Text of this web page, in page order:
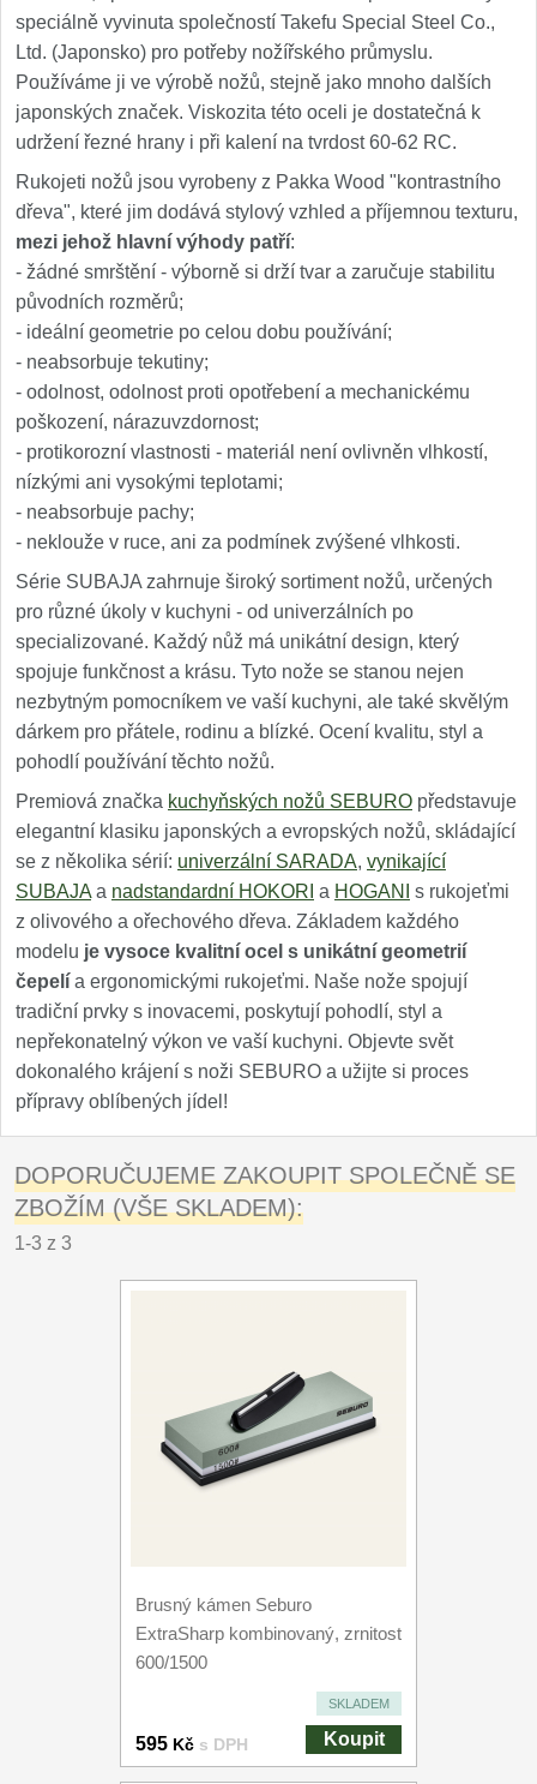
speciálně vyvinuta společností Takefu Special Steel Co.,
Ltd. (Japonsko) pro potřeby nožířského průmyslu.
Používáme ji ve výrobě nožů, stejně jako mnoho dalších
japonských značek. Viskozita této oceli je dostatečná k
udržení řezné hrany i při kalení na tvrdost 60-62 RC.
Rukojeti nožů jsou vyrobeny z Pakka Wood "kontrastního
dřeva", které jim dodává stylový vzhled a příjemnou texturu,
mezi jehož hlavní výhody patří:
- žádné smrštění - výborně si drží tvar a zaručuje stabilitu
původních rozměrů;
- ideální geometrie po celou dobu používání;
- neabsorbuje tekutiny;
- odolnost, odolnost proti opotřebení a mechanickému
poškození, nárazuvzdornost;
- protikorozní vlastnosti - materiál není ovlivněn vlhkostí,
nízkými ani vysokými teplotami;
- neabsorbuje pachy;
- neklouže v ruce, ani za podmínek zvýšené vlhkosti.
Série SUBAJA zahrnuje široký sortiment nožů, určených
pro různé úkoly v kuchyni - od univerzálních po
specializované. Každý nůž má unikátní design, který
spojuje funkčnost a krásu. Tyto nože se stanou nejen
nezbytným pomocníkem ve vaší kuchyni, ale také skvělým
dárkem pro přátele, rodinu a blízké. Ocení kvalitu, styl a
pohodlí používání těchto nožů.
Premiová značka kuchyňských nožů SEBURO představuje
elegantní klasiku japonských a evropských nožů, skládající
se z několika sérií: univerzální SARADA, vynikající
SUBAJA a nadstandardní HOKORI a HOGANI
s rukojeťmi
z olivového a ořechového dřeva. Základem každého
modelu je vysoce kvalitní ocel s unikátní geometrií
čepelí a ergonomickými rukojeťmi. Naše nože spojují
tradiční prvky s inovacemi, poskytují pohodlí, styl a
nepřekonatelný výkon ve vaší kuchyni. Objevte svět
dokonalého krájení s noži SEBURO a užijte si proces
přípravy oblíbených jídel!
DOPORUČUJEME ZAKOUPIT SPOLEČNĚ SE
ZBOŽÍM (VŠE SKLADEM):
1-3 z 3
Brusný kámen Seburo
ExtraSharp kombinovaný, zrnitost
600/1500
SKLADEM
595 Kč s DPH Koupit